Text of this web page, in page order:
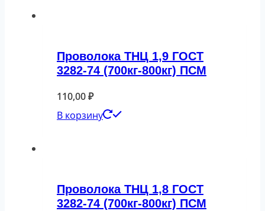
Проволока ТНЦ 1,9 ГОСТ
3282-74 (700кг-800кг) ПСМ
110,00₽
В корзину
Проволока ТНЦ 1,8 ГОСТ
3282-74 (700кг-800кг) ПСМ